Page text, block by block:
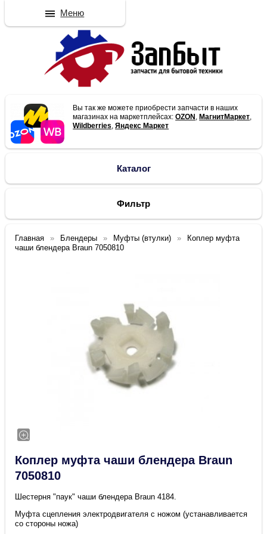
Вы так же можете приобрести запчасти в наших
магазинах на маркетплейсах:OZON , МагнитМаркет,
Wildberries,Яндекс Маркет
Каталог
Фильтр
Главная Блендеры Муфты (втулки)
Коплер муфта
чаши блендера Braun 7050810
Коплер муфта чаши блендера Braun
7050810
Шестерня "паук" чаши блендера Braun 4184.
Муфта сцепления электродвигателя с ножом (устанавливается
со стороны ножа)
Меню